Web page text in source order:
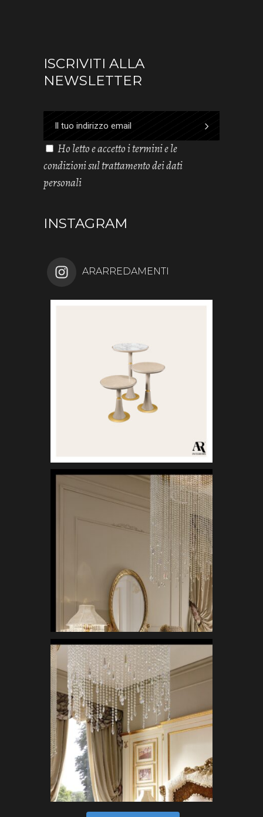
ISCRIVITI ALLA
NEWSLETTER
Ho letto e accetto i termini e le
condizioni sul trattamento dei dati
personali
INSTAGRAM
ARARREDAMENTI